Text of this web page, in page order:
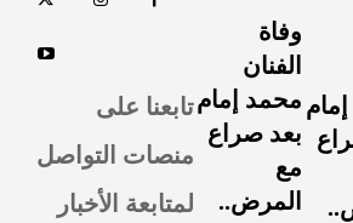
وفاة
الفنان
محمد إمام
بعد صراع
مع
المرض..
تابعنا على
منصات التواصل
لمتابعة الأخبار